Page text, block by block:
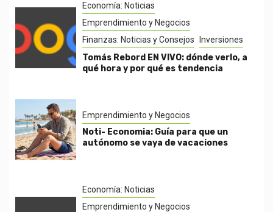
Economía: Noticias
Emprendimiento y Negocios
Finanzas: Noticias y Consejos
Inversiones
Tomás Rebord EN VIVO: dónde verlo, a
qué hora y por qué es tendencia
Emprendimiento y Negocios
Noti- Economia: Guía para que un
autónomo se vaya de vacaciones
Economía: Noticias
Emprendimiento y Negocios